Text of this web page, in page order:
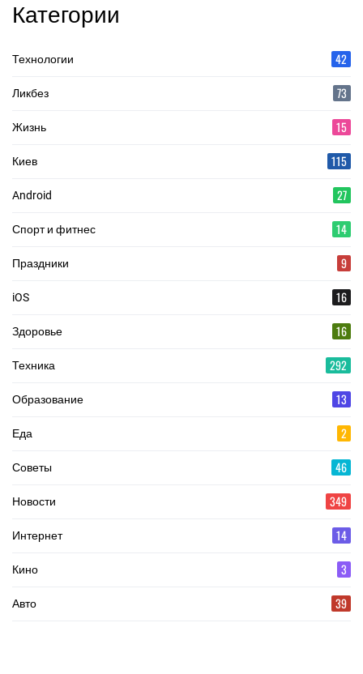
Категории
Технологии 42
Ликбез 73
Жизнь 15
Киев 115
Android 27
Спорт и фитнес 14
Праздники 9
iOS 16
Здоровье 16
Техника 292
Образование 13
Еда 2
Советы 46
Новости 349
Интернет 14
Кино 3
Авто 39